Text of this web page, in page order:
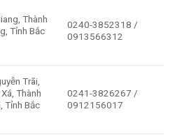
Thành
Tỉnh Bắc
0240-3852318 /
0913566312
Trãi,
Thành
Tỉnh Bắc
0241-3826267 /
0912156017